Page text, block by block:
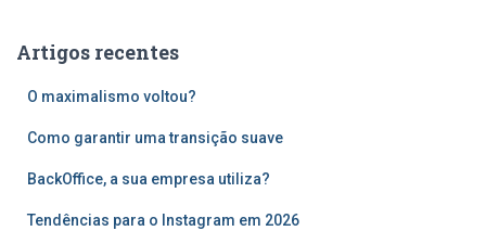
iArtigos recentes
O maximalismo voltou?
Como garantir uma transição suave
BackOffice, a sua empresa utiliza?
Tendências para o Instagram em 2026